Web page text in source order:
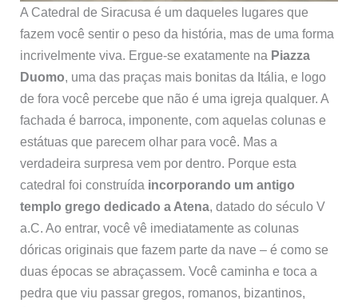
A Catedral de Siracusa é um daqueles lugares que
fazem você sentir o peso da história, mas de uma forma
incrivelmente viva. Ergue-se exatamente na Piazza
Duomo, uma das praças mais bonitas da Itália, e logo
de fora você percebe que não é uma igreja qualquer. A
fachada é barroca, imponente, com aquelas colunas e
estátuas que parecem olhar para você. Mas a
verdadeira surpresa vem por dentro. Porque esta
catedral foi construída incorporando um antigo
templo grego dedicado a Atena, datado do século V
a.C. Ao entrar, você vê imediatamente as colunas
dóricas originais que fazem parte da nave – é como se
duas épocas se abraçassem. Você caminha e toca a
pedra que viu passar gregos, romanos, bizantinos,